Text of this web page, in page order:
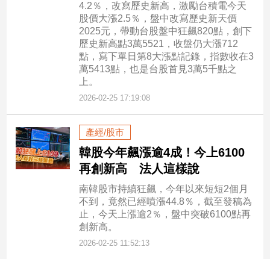
4.2％，改寫歷史新高，激勵台積電今天
股價大漲2.5％，盤中改寫歷史新天價
2025元，帶動台股盤中狂飆820點，創下
歷史新高點3萬5521，收盤仍大漲712
點，寫下單日第8大漲點記錄，指數收在3
萬5413點，也是台股首見3萬5千點之
上。
2026-02-25 17:19:08
產經/股市
韓股今年飆漲逾4成！今上6100
再創新高 法人這樣說
南韓股市持續狂飆，今年以來短短2個月
不到，竟然已經噴漲44.8％，截至發稿為
止，今天上漲逾2％，盤中突破6100點再
創新高。
2026-02-25 11:52:13